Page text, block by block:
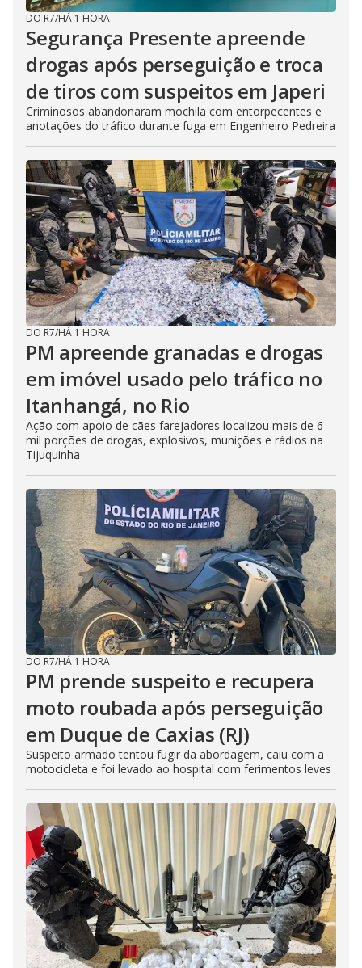
DO R7/HÁ 1 HORA
Segurança Presente apreende
drogas após perseguição e troca
de tiros com suspeitos em Japeri
Criminosos abandonaram mochila com entorpecentes e
anotações do tráfico durante fuga em Engenheiro Pedreira
DO R7/HÁ 1 HORA
PM apreende granadas e drogas
em imóvel usado pelo tráfico no
Itanhangá, no Rio
Ação com apoio de cães farejadores localizou mais de 6
mil porções de drogas, explosivos, munições e rádios na
Tijuquinha
DO R7/HÁ 1 HORA
PM prende suspeito e recupera
moto roubada após perseguição
em Duque de Caxias (RJ)
Suspeito armado tentou fugir da abordagem, caiu com a
motocicleta e foi levado ao hospital com ferimentos leves